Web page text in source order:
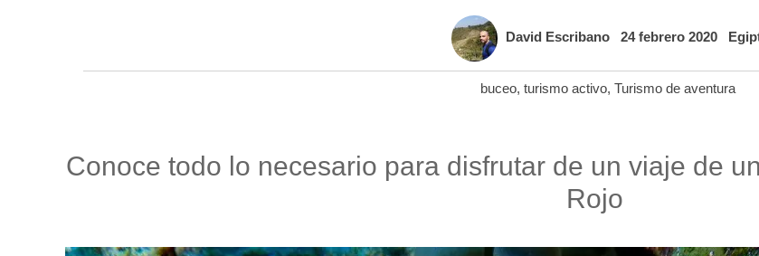
David Escribano 24 febrero 2020
buceo, turismo activo, Turismo de aventura
Conoce todo lo necesario para disfrutar de un viaje de
Rojo